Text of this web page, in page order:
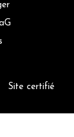
Site certifié